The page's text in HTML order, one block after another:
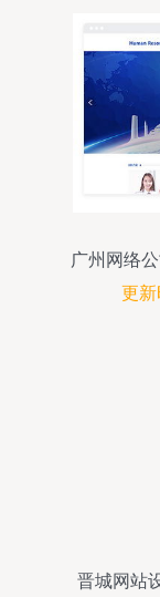
广州网络
更
晋城网站